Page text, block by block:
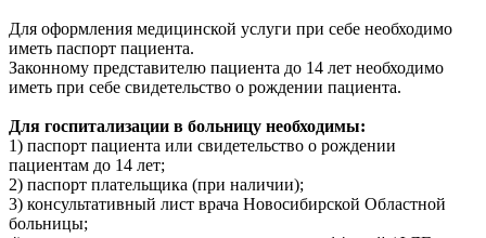
Для оформления медицинской услуги при себе необходимо
иметь паспорт пациента.
Законному представителю пациента до 14 лет необходимо
иметь при себе свидетельство о рождении пациента.
Для госпитализации в больницу необходимы:
1) паспорт пациента или свидетельство о рождении
пациентам до 14 лет;
2) паспорт плательщика (при наличии);
3) консультативный лист врача Новосибирской Областной
больницы;